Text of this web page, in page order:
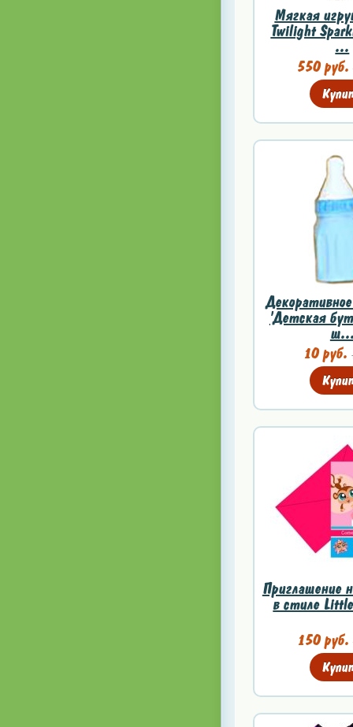
Мягкая
Twilight
...
550 руб.
'Детская
10 руб.
Приглашение
в стиле
150 руб.